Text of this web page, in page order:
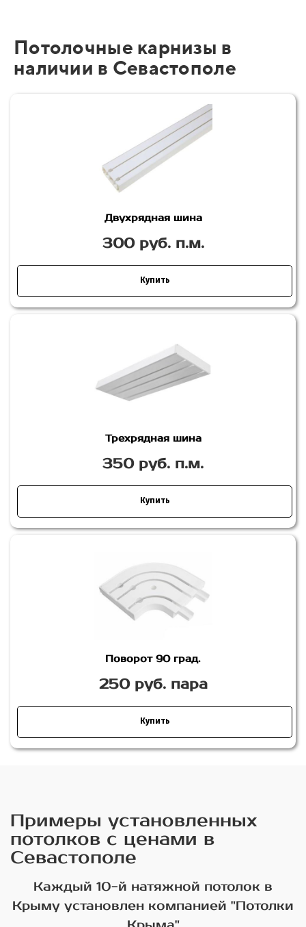
Потолочные карнизы в
наличии в Севастополе
Двухрядная шина
300 руб. п.м.
Купить
Трехрядная шина
350 руб. п.м.
Купить
Поворот 90 град.
250 руб. пара
Купить
Примеры установленных
потолков с ценами в
Севастополе
Каждый 10-й натяжной потолок в
Крыму установлен компанией "Потолки